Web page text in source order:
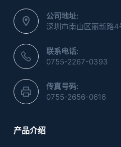
公司地址:
深圳市南山区丽新路
联系电话:
0755-2267-0393
传真号码:
0755-2656-0616
产品介绍